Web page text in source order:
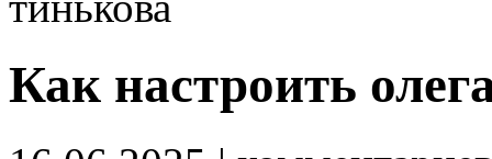
Как настроить